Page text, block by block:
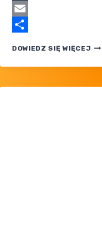
Tumblr
Email
DOWIEDZ SIĘ WIĘCEJ
W